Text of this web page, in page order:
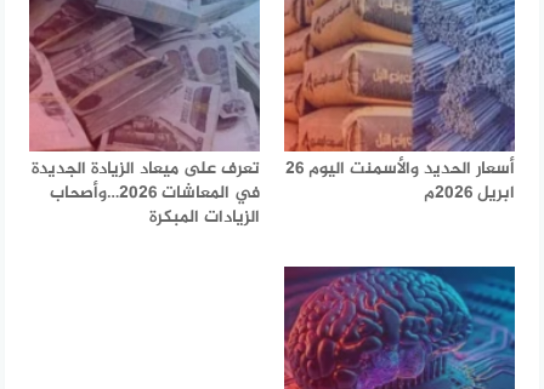
أسعار الحديد والأسمنت اليوم 26
ابريل 2026م
تعرف على ميعاد الزيادة الجديدة
في المعاشات 2026…وأصحاب
الزيادات المبكرة